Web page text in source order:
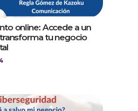
online: Accede a un
tu negocio